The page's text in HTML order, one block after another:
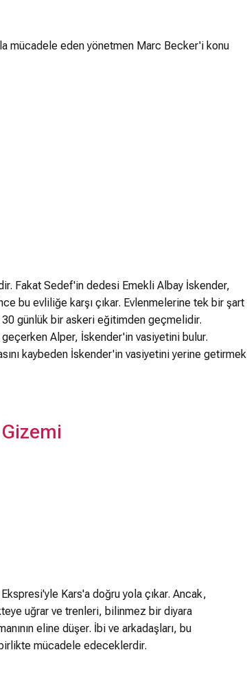
mücadele eden yönetmen Marc Becker'i konu
Fakat Sedef'in dedesi Emekli Albay İskender,
bu evliliğe karşı çıkar. Evlenmelerine tek bir şart
günlük bir askeri eğitimden geçmelidir.
Alper, İskender'in vasiyetini bulur.
kaybeden İskender'in vasiyetini yerine getirmek
Kars'a doğru yola çıkar. Ancak,
uğrar ve trenleri, bilinmez bir diyara
eline düşer. İbi ve arkadaşları, bu
mücadele edeceklerdir.